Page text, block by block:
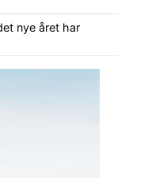
nye året har